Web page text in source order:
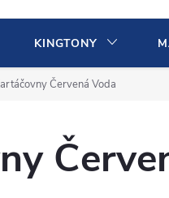
KINGTONY
Červená Voda